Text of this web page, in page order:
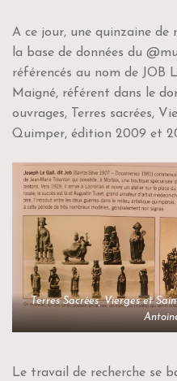
A ce jour, une quinzaine de
la base de données du
référencés au nom de JOB
Maigné, référent dans le
ouvrages, Terres sacrées,
Quimper, édition 2009 et
Terres Sacrées, Vierges et
Le travail de recherche se